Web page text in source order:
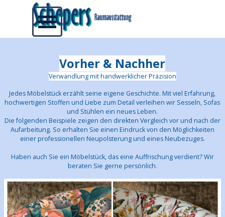
Direkt zum Seiteninhalt
Menü überspringen
Vorher & Nachher
Verwandlung mit handwerklicher Präzision
Jedes Möbelstück erzählt seine eigene Geschichte. Mit viel Erfahrung,
hochwertigen Stoffen und Liebe zum Detail verleihen wir Sesseln, Sofas
und Stühlen ein neues Leben.
Die folgenden Beispiele zeigen den direkten Vergleich vor und nach der
Aufarbeitung. So erhalten Sie einen Eindruck von den Möglichkeiten
einer professionellen Neupolsterung und eines Neubezuges.
Haben auch Sie ein Möbelstück, das eine Auffrischung verdient? Wir
beraten Sie gerne persönlich.